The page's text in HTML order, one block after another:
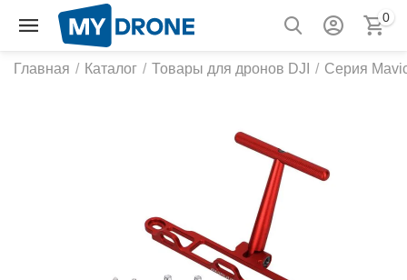
0
Главная / Каталог / Товары для дронов DJI / Серия